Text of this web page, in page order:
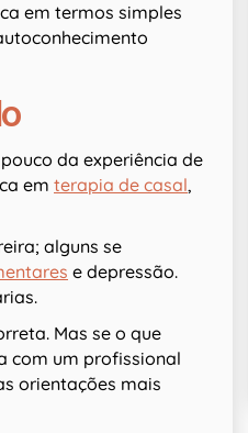
em termos simples
da experiência de
em terapia de casal,
alguns se
e depressão.
Mas se o que
com um profissional
orientações mais